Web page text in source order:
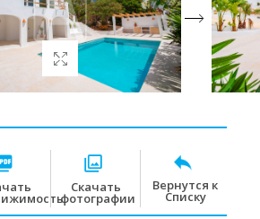
Скачать
фотографии
Вернутся к
Списку